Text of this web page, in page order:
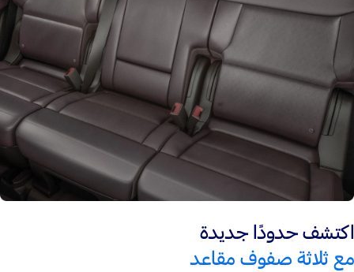
اكتشف حدودًا جديدة
مع ثلاثة صفوف مقاعد